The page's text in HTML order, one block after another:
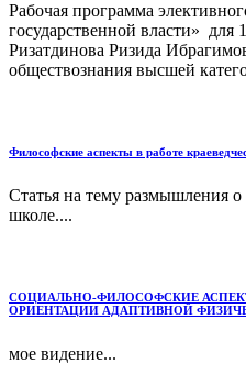
Рабочая программа
государственной власти» для
Ризатдинова Ризида
обществознания высшей
Философские аспекты в работе
Статья на тему размышления о
школе....
СОЦИАЛЬНО-ФИЛОСОФСКИЕ
ОРИЕНТАЦИИ АДАПТИВНОЙ
мое видение...